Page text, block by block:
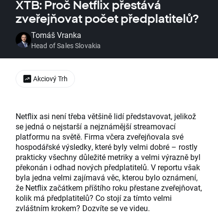
XTB: Proč Netflix přestává
zveřejňovat počet předplatitelů?
Tomáš Vranka
Head of Sales Slovakia
Netflix asi není třeba většině lidí představovat, jelikož
se jedná o nejstarší a nejznámější streamovací
platformu na světě. Firma včera zveřejňovala své
hospodářské výsledky, které byly velmi dobré – rostly
prakticky všechny důležité metriky a velmi výrazně byl
překonán i odhad nových předplatitelů. V reportu však
byla jedna velmi zajímavá věc, kterou bylo oznámení,
že Netflix začátkem příštího roku přestane zveřejňovat,
kolik má předplatitelů? Co stojí za tímto velmi
zvláštním krokem? Dozvíte se ve videu.
Akciový Trh